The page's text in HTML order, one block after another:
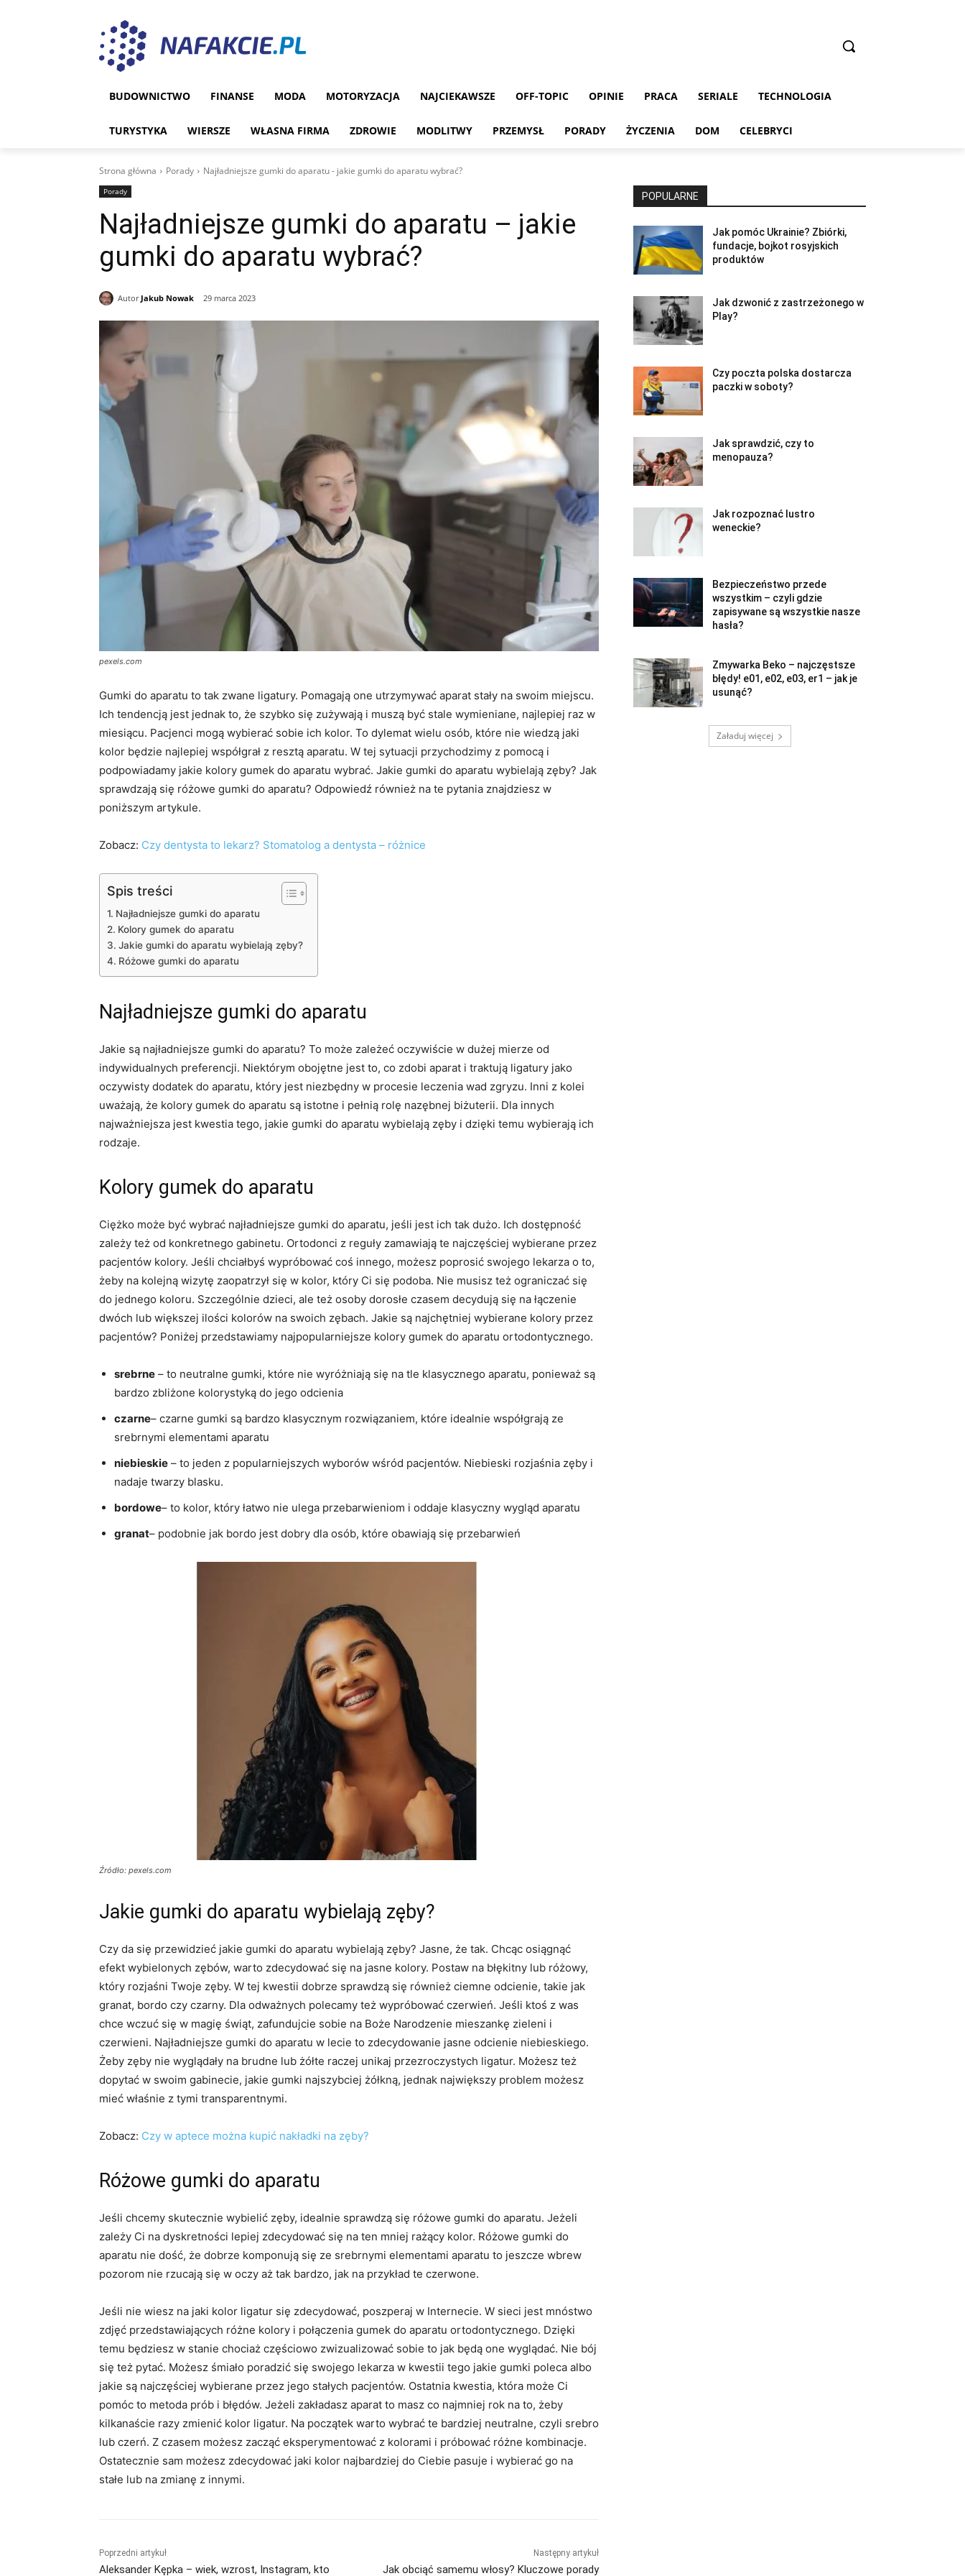
BUDOWNICTWO FINANSE MODA MOTORYZACJA NAJCIEKAWSZE OFF-TOPIC OPINIE PRACA SERIALE TECHNOLOGIA
TURYSTYKA WIERSZE WŁASNA FIRMA ZDROWIE MODLITWY PRZEMYSŁ PORADY ŻYCZENIA DOM CELEBRYCI
Strona główna Porady Najładniejsze gumki do aparatu - jakie gumki do aparatu wybrać?
Porady
Najładniejsze gumki do aparatu – jakie
gumki do aparatu wybrać?
Autor Jakub Nowak 29 marca 2023
pexels.com
Gumki do aparatu to tak zwane ligatury. Pomagają one utrzymywać aparat stały na swoim miejscu.
Ich tendencją jest jednak to, że szybko się zużywają i muszą być stale wymieniane, najlepiej raz w
miesiącu. Pacjenci mogą wybierać sobie ich kolor. To dylemat wielu osób, które nie wiedzą jaki
kolor będzie najlepiej współgrał z resztą aparatu. W tej sytuacji przychodzimy z pomocą i
podpowiadamy jakie kolory gumek do aparatu wybrać. Jakie gumki do aparatu wybielają zęby? Jak
sprawdzają się różowe gumki do aparatu? Odpowiedź również na te pytania znajdziesz w
poniższym artykule.
Zobacz: Czy dentysta to lekarz? Stomatolog a dentysta – różnice
Spis treści
Najładniejsze gumki do aparatu
Kolory gumek do aparatu
Jakie gumki do aparatu wybielają zęby?
Różowe gumki do aparatu
Najładniejsze gumki do aparatu
Jakie są najładniejsze gumki do aparatu? To może zależeć oczywiście w dużej mierze od
indywidualnych preferencji. Niektórym obojętne jest to, co zdobi aparat i traktują ligatury jako
oczywisty dodatek do aparatu, który jest niezbędny w procesie leczenia wad zgryzu. Inni z kolei
uważają, że kolory gumek do aparatu są istotne i pełnią rolę nazębnej biżuterii. Dla innych
najważniejsza jest kwestia tego, jakie gumki do aparatu wybielają zęby i dzięki temu wybierają ich
rodzaje.
Kolory gumek do aparatu
Ciężko może być wybrać najładniejsze gumki do aparatu, jeśli jest ich tak dużo. Ich dostępność
zależy też od konkretnego gabinetu. Ortodonci z reguły zamawiają te najczęściej wybierane przez
pacjentów kolory. Jeśli chciałbyś wypróbować coś innego, możesz poprosić swojego lekarza o to,
żeby na kolejną wizytę zaopatrzył się w kolor, który Ci się podoba. Nie musisz też ograniczać się
do jednego koloru. Szczególnie dzieci, ale też osoby dorosłe czasem decydują się na łączenie
dwóch lub większej ilości kolorów na swoich zębach. Jakie są najchętniej wybierane kolory przez
pacjentów? Poniżej przedstawiamy najpopularniejsze kolory gumek do aparatu ortodontycznego.
srebrne – to neutralne gumki, które nie wyróżniają się na tle klasycznego aparatu, ponieważ są
bardzo zbliżone kolorystyką do jego odcienia
czarne– czarne gumki są bardzo klasycznym rozwiązaniem, które idealnie współgrają ze
srebrnymi elementami aparatu
niebieskie – to jeden z popularniejszych wyborów wśród pacjentów. Niebieski rozjaśnia zęby i
nadaje twarzy blasku.
bordowe– to kolor, który łatwo nie ulega przebarwieniom i oddaje klasyczny wygląd aparatu
granat– podobnie jak bordo jest dobry dla osób, które obawiają się przebarwień
Źródło: pexels.com
Jakie gumki do aparatu wybielają zęby?
Czy da się przewidzieć jakie gumki do aparatu wybielają zęby? Jasne, że tak. Chcąc osiągnąć
efekt wybielonych zębów, warto zdecydować się na jasne kolory. Postaw na błękitny lub różowy,
który rozjaśni Twoje zęby. W tej kwestii dobrze sprawdzą się również ciemne odcienie, takie jak
granat, bordo czy czarny. Dla odważnych polecamy też wypróbować czerwień. Jeśli ktoś z was
chce wczuć się w magię świąt, zafundujcie sobie na Boże Narodzenie mieszankę zieleni i
czerwieni. Najładniejsze gumki do aparatu w lecie to zdecydowanie jasne odcienie niebieskiego.
Żeby zęby nie wyglądały na brudne lub żółte raczej unikaj przezroczystych ligatur. Możesz też
dopytać w swoim gabinecie, jakie gumki najszybciej żółkną, jednak największy problem możesz
mieć właśnie z tymi transparentnymi.
Zobacz: Czy w aptece można kupić nakładki na zęby?
Różowe gumki do aparatu
Jeśli chcemy skutecznie wybielić zęby, idealnie sprawdzą się różowe gumki do aparatu. Jeżeli
zależy Ci na dyskretności lepiej zdecydować się na ten mniej rażący kolor. Różowe gumki do
aparatu nie dość, że dobrze komponują się ze srebrnymi elementami aparatu to jeszcze wbrew
pozorom nie rzucają się w oczy aż tak bardzo, jak na przykład te czerwone.
Jeśli nie wiesz na jaki kolor ligatur się zdecydować, poszperaj w Internecie. W sieci jest mnóstwo
zdjęć przedstawiających różne kolory i połączenia gumek do aparatu ortodontycznego. Dzięki
temu będziesz w stanie chociaż częściowo zwizualizować sobie to jak będą one wyglądać. Nie bój
się też pytać. Możesz śmiało poradzić się swojego lekarza w kwestii tego jakie gumki poleca albo
jakie są najczęściej wybierane przez jego stałych pacjentów. Ostatnia kwestia, która może Ci
pomóc to metoda prób i błędów. Jeżeli zakładasz aparat to masz co najmniej rok na to, żeby
kilkanaście razy zmienić kolor ligatur. Na początek warto wybrać te bardziej neutralne, czyli srebro
lub czerń. Z czasem możesz zacząć eksperymentować z kolorami i próbować różne kombinacje.
Ostatecznie sam możesz zdecydować jaki kolor najbardziej do Ciebie pasuje i wybierać go na
stałe lub na zmianę z innymi.
Poprzedni artykuł
Aleksander Kępka – wiek, wzrost, Instagram, kto
Następny artykuł
Jak obciąć samemu włosy? Kluczowe porady
POPULARNE
Jak pomóc Ukrainie? Zbiórki,
fundacje, bojkot rosyjskich
produktów
Jak dzwonić z zastrzeżonego w
Play?
Czy poczta polska dostarcza
paczki w soboty?
Jak sprawdzić, czy to
menopauza?
Jak rozpoznać lustro
weneckie?
Bezpieczeństwo przede
wszystkim – czyli gdzie
zapisywane są wszystkie nasze
hasła?
Zmywarka Beko – najczęstsze
błędy! e01, e02, e03, er1 – jak je
usunąć?
Załaduj więcej